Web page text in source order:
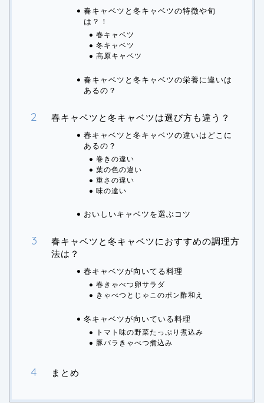
春キャベツと冬キャベツの特徴や旬
は？！
春キャベツ
冬キャベツ
高原キャベツ
春キャベツと冬キャベツの栄養に違いは
あるの？
春キャベツと冬キャベツは選び方も違う？
春キャベツと冬キャベツの違いはどこに
あるの？
巻きの違い
葉の色の違い
重さの違い
味の違い
おいしいキャベツを選ぶコツ
春キャベツと冬キャベツにおすすめの調理方
法は？
春キャベツが向いてる料理
春きゃべつ卵サラダ
きゃべつとじゃこのポン酢和え
冬キャベツが向いている料理
トマト味の野菜たっぷり煮込み
豚バラきゃべつ煮込み
まとめ